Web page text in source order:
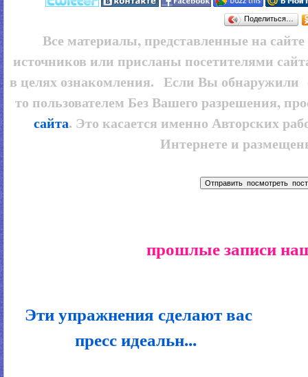
Поделиться…
Все материалы, представленные на сайте
источников или присланы посетителями
в целях ознакомления. Если Вы
то пользователем Без Вашего разрешения,
сайта. Это касается именно Авторских
Интернете и
прошлые записи
Эти упражнения сделают вас
пресс идеальн...